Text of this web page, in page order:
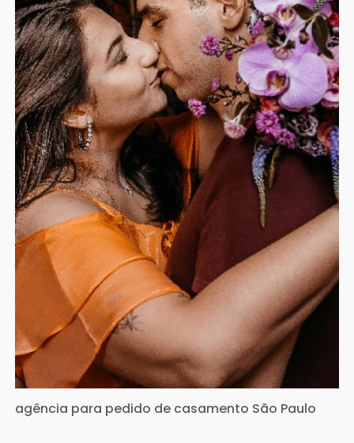
agência para pedido de casamento São Paulo